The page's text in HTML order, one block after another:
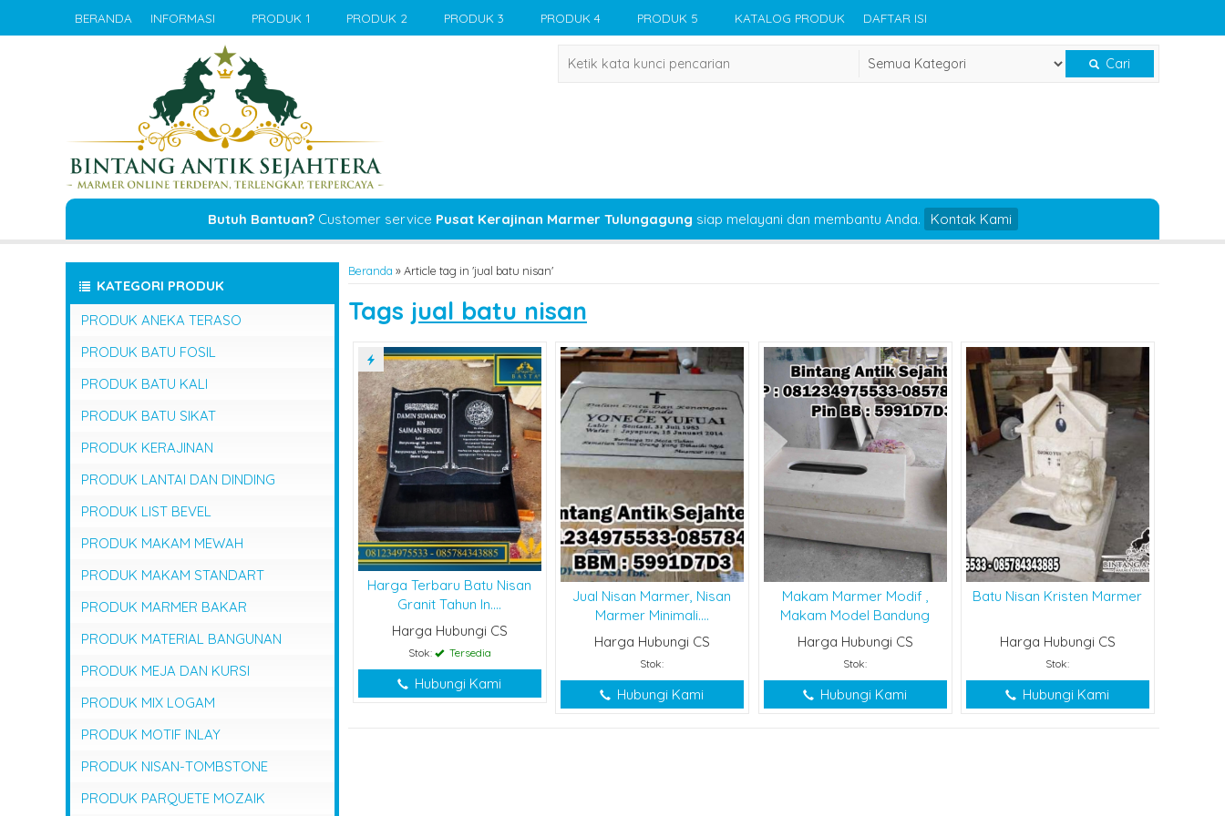
BERANDA INFORMASI PRODUK 1 PRODUK 2 PRODUK 3 PRODUK 4 PRODUK 5 KATALOG PRODUK DAFTAR ISI
Cari
Butuh Bantuan?Customer service Pusat Kerajinan Marmer Tulungagung siap melayani dan membantu Anda. Kontak Kami
Beranda »Article tag in 'jual batu nisan'
Tags jual batu nisan
Harga Terbaru Batu Nisan
Granit Tahun In....
Harga Hubungi CS
Stok: Tersedia
Hubungi Kami
Jual Nisan Marmer, Nisan
Marmer Minimali....
Harga Hubungi CS
Stok:
Hubungi Kami
Makam Marmer Modif ,
Makam Model Bandung
Harga Hubungi CS
Stok:
Hubungi Kami
Batu Nisan Kristen Marmer
Harga Hubungi CS
Stok:
Hubungi Kami
KATEGORI PRODUK
PRODUK ANEKA TERASO
PRODUK BATU FOSIL
PRODUK BATU KALI
PRODUK BATU SIKAT
PRODUK KERAJINAN
PRODUK LANTAI DAN DINDING
PRODUK LIST BEVEL
PRODUK MAKAM MEWAH
PRODUK MAKAM STANDART
PRODUK MARMER BAKAR
PRODUK MATERIAL BANGUNAN
PRODUK MEJA DAN KURSI
PRODUK MIX LOGAM
PRODUK MOTIF INLAY
PRODUK NISAN-TOMBSTONE
PRODUK PARQUETE MOZAIK